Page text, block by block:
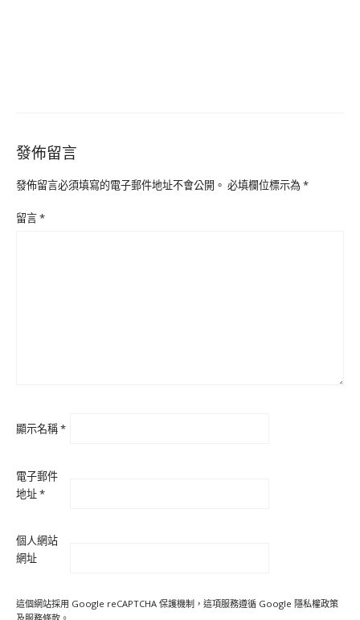
發佈留言
發佈留言必須填寫的電子郵件地址不會公開。 必填欄位標示為*
留言*
顯示名稱*
電子郵件
地址*
個人網站
網址
這個網站採用 Google reCAPTCHA 保護機制，這項服務遵循 Google 隱私權政策